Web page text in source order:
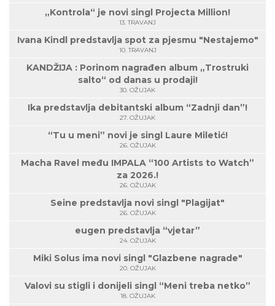
„Kontrola“ je novi singl Projecta Million!
13. TRAVANJ
Ivana Kindl predstavlja spot za pjesmu "Nestajemo"
10. TRAVANJ
KANDŽIJA : Porinom nagrađen album „Trostruki
salto“ od danas u prodaji!
30. OŽUJAK
Ika predstavlja debitantski album “Zadnji dan”!
27. OŽUJAK
“Tu u meni” novi je singl Laure Miletić!
26. OŽUJAK
Macha Ravel među IMPALA “100 Artists to Watch”
za 2026.!
26. OŽUJAK
Seine predstavlja novi singl "Plagijat"
26. OŽUJAK
eugen predstavlja “vjetar”
24. OŽUJAK
Miki Solus ima novi singl "Glazbene nagrade"
20. OŽUJAK
Valovi su stigli i donijeli singl “Meni treba netko”
18. OŽUJAK